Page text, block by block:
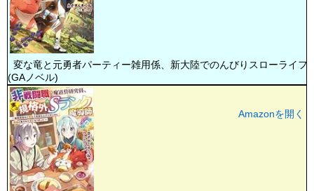
変な竜と元勇者パーティー雑用係、新大陸でのんびりスローライフ
(GAノベル)
Amazonを開く